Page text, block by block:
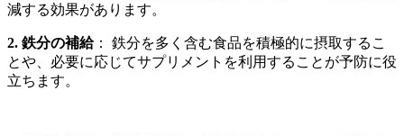
減する効果があります。
2. 鉄分の補給： 鉄分を多く含む食品を積極的に摂取するこ
とや、必要に応じてサプリメントを利用することが予防に役
立ちます。